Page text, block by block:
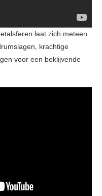
laat zich meteen
krachtige
voor een beklijvende